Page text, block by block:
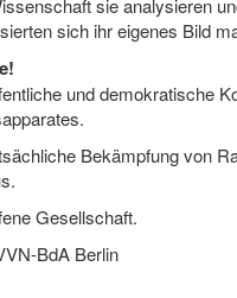
sie analysieren
sich ihr eigenes Bild
und demokratische
Bekämpfung von
Gesellschaft.
BdA Berlin